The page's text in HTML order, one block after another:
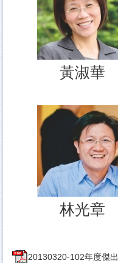
黃淑華
林光章
20130320-102年度傑